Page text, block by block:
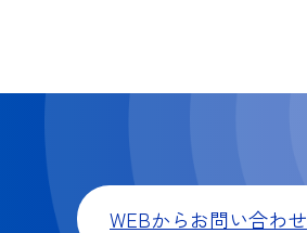
WEBからお問い合わせ